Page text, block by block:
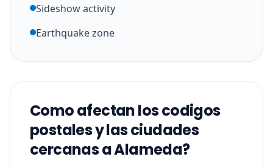
Sideshow activity
Earthquake zone
Como afectan los codigos
postales y las ciudades
cercanas a Alameda?